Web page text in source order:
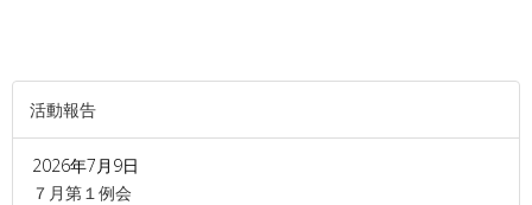
活動報告
2026年7月9日
７月第１例会